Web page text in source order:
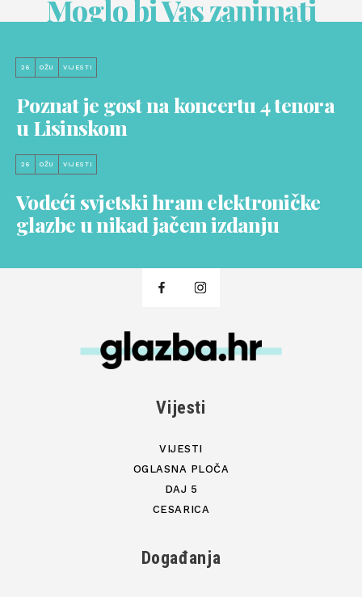
Moglo bi Vas zanimati
26 OŽU VIJESTI
Poznat je gost na koncertu 4 tenora
u Lisinskom
26 OŽU VIJESTI
Vodeći svjetski hram elektroničke
glazbe u nikad jačem izdanju
Vijesti
VIJESTI
OGLASNA PLOČA
DAJ 5
CESARICA
Događanja